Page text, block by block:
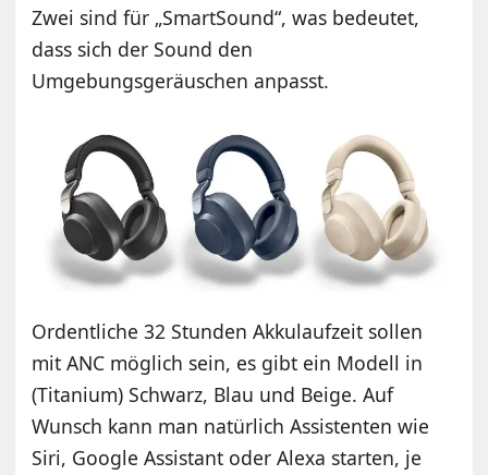
Zwei sind für „SmartSound“, was bedeutet,
dass sich der Sound den
Umgebungsgeräuschen anpasst.
Ordentliche 32 Stunden Akkulaufzeit sollen
mit ANC möglich sein, es gibt ein Modell in
(Titanium) Schwarz, Blau und Beige. Auf
Wunsch kann man natürlich Assistenten wie
Siri, Google Assistant oder Alexa starten, je